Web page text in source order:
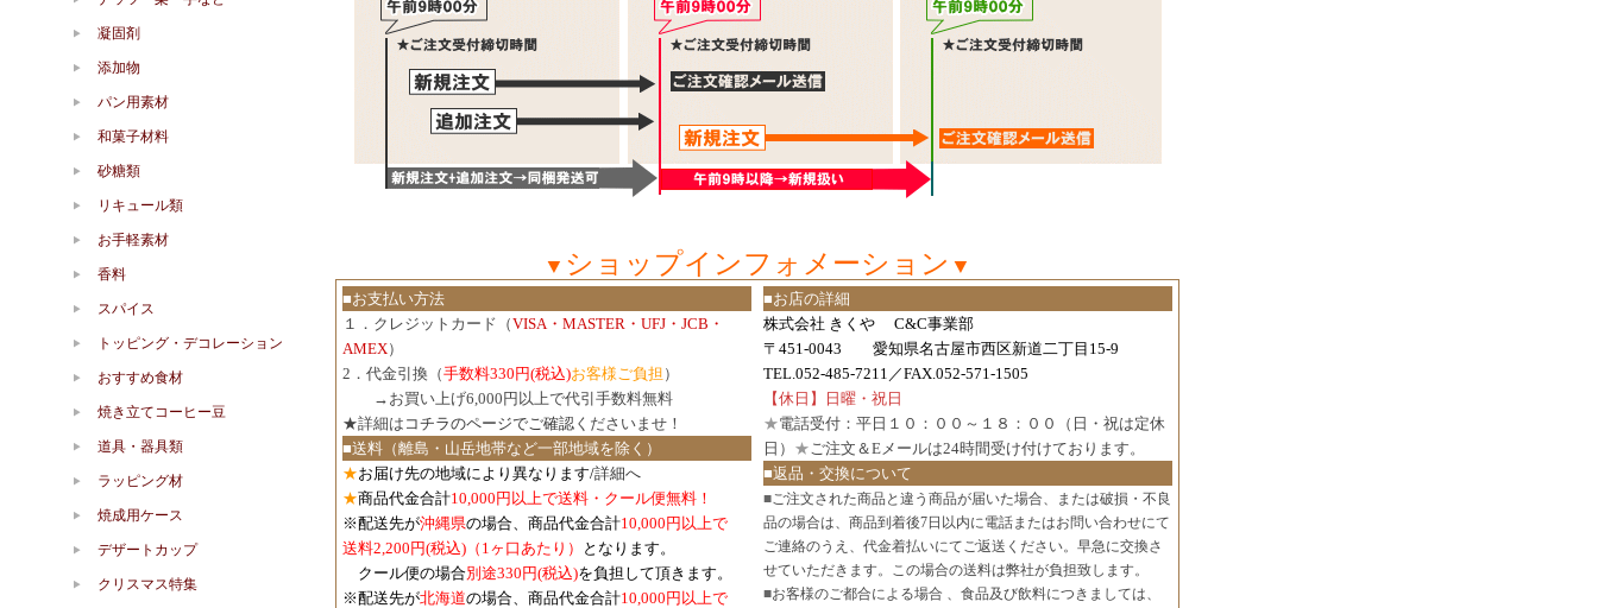
▼ ショップインフォメーション ▼
■お支払い方法
１．クレジットカード（VISA・MASTER・UFJ・JCB・
AMEX）
2．代金引換（手数料330円(税込)お客様ご負担 ）
→お買い上げ6,000円以上で代引手数料無料
★詳細は コチラのページでご確認 くださいませ！
■送料（離島・山岳地帯など一部地域を除く）
★お届け先の地域により異なります/詳細へ
★商品代金合計10,000円以上で送料・クール便無料！
※配送先が沖縄県の場合、商品代金合計10,000円以上で
送料2,200円(税込)（1ヶ口あたり）
となります。
クール便の場合別途330円(税込)を負担して頂きます。
※配送先が北海道の場合、商品代金合計10,000円以上で
■お店の詳細
株式会社 きくや C&C事業部
〒451-0043 愛知県名古屋市西区新道二丁目15-9
TEL.052-485-7211／FAX.052-571-1505
【休日】日曜・祝日
★電話受付：平日１０：００～１８：００（日・祝は定休
日） ★ご注文＆Eメールは24時間受け付けております。
■返品・交換について
■ご注文された商品と違う商品が届いた場合、または破損・不良
品の場合は、商品到着後7日以内に電話またはお問い合わせにて
ご連絡のうえ、代金着払いにてご返送ください。早急に交換さ
せていただきます。この場合の送料は弊社が負担致します。
■お客様のご都合による場合 、食品及び飲料につきましては、
凝固剤
添加物
パン用素材
和菓子材料
砂糖類
リキュール類
お手軽素材
香料
スパイス
トッピング・デコレーション
おすすめ食材
焼き立てコーヒー豆
道具・器具類
ラッピング材
焼成用ケース
デザートカップ
クリスマス特集